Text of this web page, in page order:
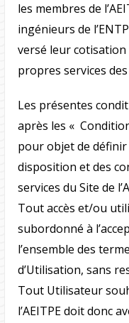
les membres de
ingénieurs de
versé leur cotisation
propres services
Les présentes
après les «
pour objet de définir
disposition et des
services du Site de
Tout accès et/ou
subordonné à
l’ensemble des
d’Utilisation, sans
Tout Utilisateur
l’AEITPE doit donc